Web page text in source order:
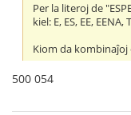
Per la literoj de
kiel: E, ES, EE,
Kiom da
500 054